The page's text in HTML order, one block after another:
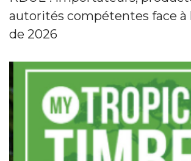
autorités compétentes face à
de 2026